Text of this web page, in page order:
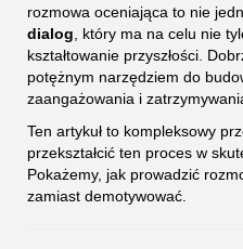
rozmowa oceniająca to nie
dialog , który ma na celu nie
kształtowanie przyszłości.
potężnym narzędziem do
zaangażowania i
Ten artykuł to kompleksowy
przekształcić ten proces w
Pokażemy, jak prowadzić
zamiast demotywować.